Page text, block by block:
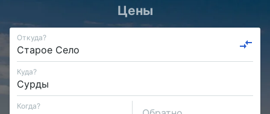
Цены
Откуда?
Куда?
Когда?